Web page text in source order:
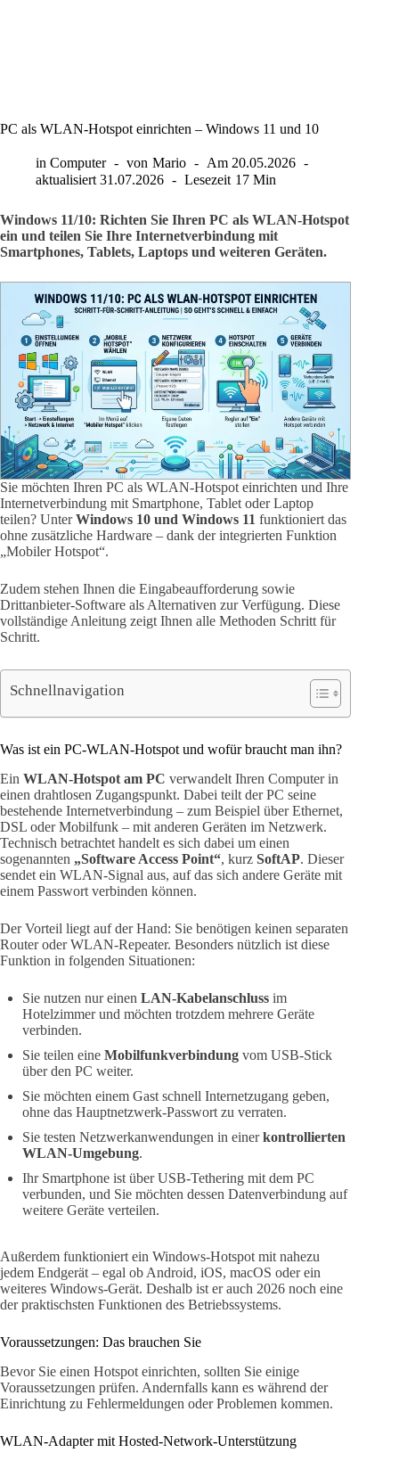
PC als WLAN-Hotspot einrichten – Windows 11 und 10
in Computer von Mario Am 20.05.2026
aktualisiert 31.07.2026 Lesezeit 17 Min
Windows 11/10: Richten Sie Ihren PC als WLAN-Hotspot
ein und teilen Sie Ihre Internetverbindung mit
Smartphones, Tablets, Laptops und weiteren Geräten.
Sie möchten Ihren PC als WLAN-Hotspot einrichten und Ihre
Internetverbindung mit Smartphone, Tablet oder Laptop
teilen? UnterWindows 10 und Windows 11 funktioniert das
ohne zusätzliche Hardware – dank der integrierten Funktion
„Mobiler Hotspot“.
Zudem stehen Ihnen die Eingabeaufforderung sowie
Drittanbieter-Software als Alternativen zur Verfügung. Diese
vollständige Anleitung zeigt Ihnen alle Methoden Schritt für
Schritt.
Schnellnavigation
Was ist ein PC-WLAN-Hotspot und wofür braucht man ihn?
Ein WLAN-Hotspot am PC verwandelt Ihren Computer in
einen drahtlosen Zugangspunkt. Dabei teilt der PC seine
bestehende Internetverbindung – zum Beispiel über Ethernet,
DSL oder Mobilfunk – mit anderen Geräten im Netzwerk.
Technisch betrachtet handelt es sich dabei um einen
sogenannten „Software Access Point“, kurz SoftAP. Dieser
sendet ein WLAN-Signal aus, auf das sich andere Geräte mit
einem Passwort verbinden können.
Der Vorteil liegt auf der Hand: Sie benötigen keinen separaten
Router oder WLAN-Repeater. Besonders nützlich ist diese
Funktion in folgenden Situationen:
Sie nutzen nur einen LAN-Kabelanschluss im
Hotelzimmer und möchten trotzdem mehrere Geräte
verbinden.
Sie teilen eine Mobilfunkverbindung vom USB-Stick
über den PC weiter.
Sie möchten einem Gast schnell Internetzugang geben,
ohne das Hauptnetzwerk-Passwort zu verraten.
Sie testen Netzwerkanwendungen in einerkontrollierten
WLAN-Umgebung.
Ihr Smartphone ist über USB-Tethering mit dem PC
verbunden, und Sie möchten dessen Datenverbindung auf
weitere Geräte verteilen.
Außerdem funktioniert ein Windows-Hotspot mit nahezu
jedem Endgerät – egal ob Android, iOS, macOS oder ein
weiteres Windows-Gerät. Deshalb ist er auch 2026 noch eine
der praktischsten Funktionen des Betriebssystems.
Voraussetzungen: Das brauchen Sie
Bevor Sie einen Hotspot einrichten, sollten Sie einige
Voraussetzungen prüfen. Andernfalls kann es während der
Einrichtung zu Fehlermeldungen oder Problemen kommen.
WLAN-Adapter mit Hosted-Network-Unterstützung